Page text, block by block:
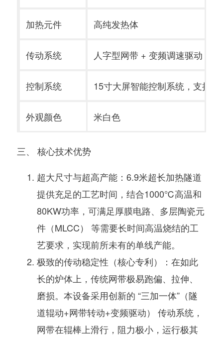
加热元件 高纯发热体
传动系统 人字型网带 + 变频调速驱动
控制系统 15寸大屏智能控制系统 ，支持
外观颜色 米白色
三、 核心技术优势
超大尺寸与超高产能 ：6.9米超长加热隧道
提供充足的工艺时间，结合1000℃高温和
80KW功率 ，可满足厚膜电路、多层陶瓷元
件（MLCC）
等需要长时间高温烧结的工
艺要求，实现前所未有的单线产能。
极致的传动稳定性（核心专利）
：在如此
长的炉体上，传统网带极易跑偏、拉伸、
磨损。本设备采用创新的 “三加一体”（隧
道辊动+网带转动+变频驱动）
传动系统，
网带在辊棒上滑行， 阻力极小，运行极其